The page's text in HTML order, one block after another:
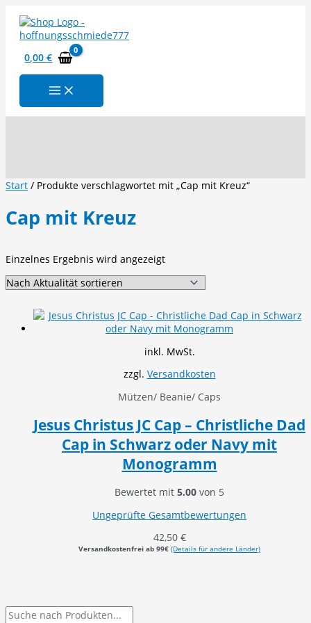
Inhalt
springen
0,00€
P
Start / Produkte verschlagwortet mit „Cap mit Kreuz“
Cap mit Kreuz
Einzelnes Ergebnis wird angezeigt
inkl. MwSt.
zzgl. Versandkosten
Mützen/ Beanie/ Caps
Jesus Christus JC Cap – Christliche Dad
Cap in Schwarz oder Navy mit
Monogramm
Bewertet mit 5.00 von 5
Ungeprüfte Gesamtbewertungen
42,50 €
Versandkostenfrei ab 99€ (Details für andere Länder)